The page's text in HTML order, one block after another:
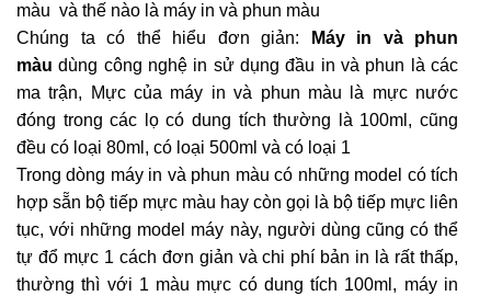
màu và thế nào là máy in và phun màu
Chúng ta có thể hiểu đơn giản:
Máy in và phun
màu dùng công nghệ in sử dụng đầu in và phun là các
ma trận, Mực của máy in và phun màu là mực nước
đóng trong các lọ có dung tích thường là 100ml, cũng
đều có loại 80ml, có loại 500ml và có loại 1
Trong dòng máy in và phun màu có những model có tích
hợp sẵn bộ tiếp mực màu hay còn gọi là bộ tiếp mực liên
tục, với những model máy này, người dùng cũng có thể
tự đổ mực 1 cách đơn giản và chi phí bản in là rất thấp,
thường thì với 1 màu mực có dung tích 100ml, máy in